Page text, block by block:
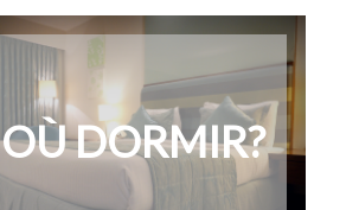
OÙ DORMIR?